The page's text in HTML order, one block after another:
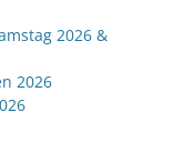
2026 &
2026